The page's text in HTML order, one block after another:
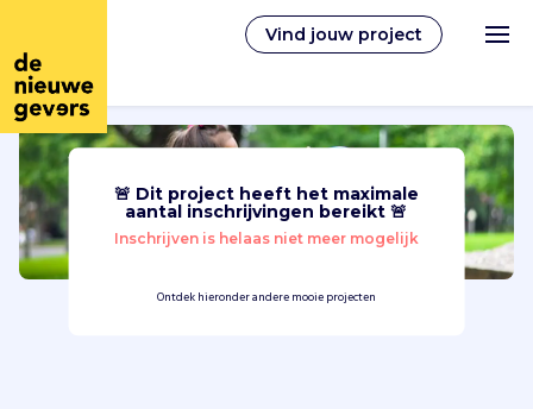
Vind jouw project
Nederlands
Vrijwilligerswerk
🚨 Dit project heeft het maximale
aantal inschrijvingen bereikt 🚨
Inschrijven is helaas niet meer mogelijk
Ontdek hieronder andere mooie projecten